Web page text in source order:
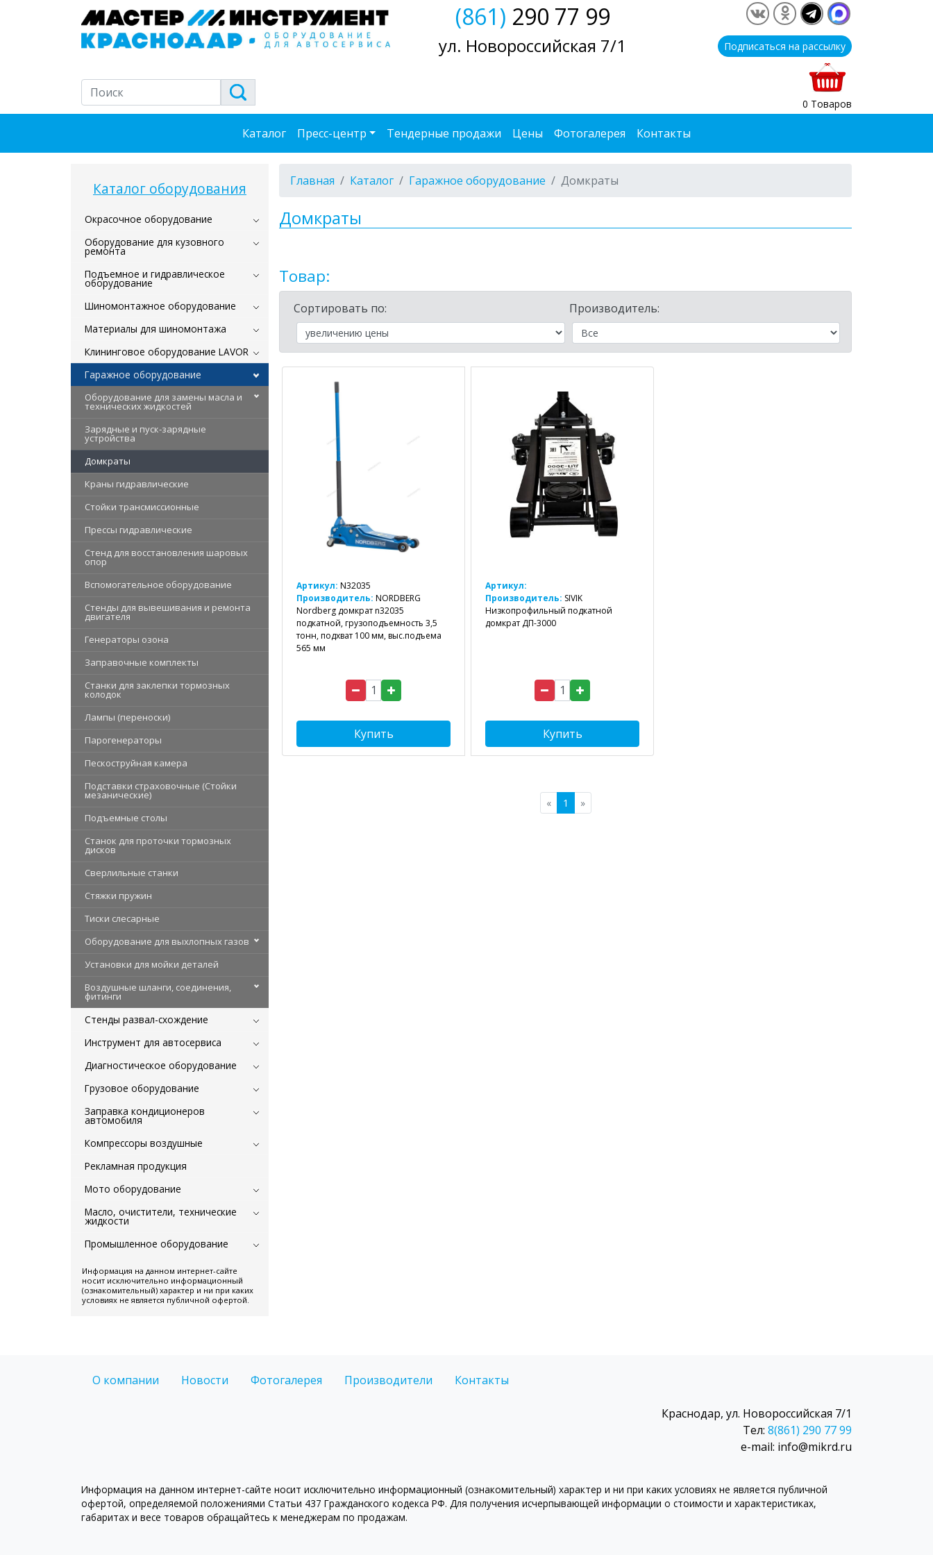
(861) 290 77 99
ул. Новороссийская 7/1 Подписаться на рассылку
0 Товаров
Каталог Пресс-центр Тендерные продажи Цены Фотогалерея Контакты
Каталог оборудования
Окрасочное оборудование
Оборудование для кузовного
ремонта
Подъемное и гидравлическое
оборудование
Шиномонтажное оборудование
Материалы для шиномонтажа
Клининговое оборудование LAVOR
Гаражное оборудование
Оборудование для замены масла и
технических жидкостей
Зарядные и пуск-зарядные
устройства
Домкраты
Краны гидравлические
Стойки трансмиссионные
Прессы гидравлические
Стенд для восстановления шаровых
опор
Вспомогательное оборудование
Стенды для вывешивания и ремонта
двигателя
Генераторы озона
Заправочные комплекты
Станки для заклепки тормозных
колодок
Лампы (переноски)
Парогенераторы
Пескоструйная камера
Подставки страховочные (Стойки
мезанические)
Подъемные столы
Станок для проточки тормозных
дисков
Сверлильные станки
Стяжки пружин
Тиски слесарные
Оборудование для выхлопных газов
Установки для мойки деталей
Воздушные шланги, соединения,
фитинги
Стенды развал-схождение
Инструмент для автосервиса
Диагностическое оборудование
Грузовое оборудование
Заправка кондиционеров
автомобиля
Компрессоры воздушные
Рекламная продукция
Мото оборудование
Масло, очистители, технические
жидкости
Промышленное оборудование
Информация на данном интернет-сайте
носит исключительно информационный
(ознакомительный) характер и ни при каких
условиях не является публичной офертой.
Главная Каталог Гаражное оборудование Домкраты
Домкраты
Товар:
Сортировать по: Производитель:
Артикул: N32035
Производитель: NORDBERG
Nordberg домкрат n32035
подкатной, грузоподъемность 3,5
тонн, подхват 100 мм, выс.подъема
565 мм
Купить
Артикул:
Производитель: SIVIK
Низкопрофильный подкатной
домкрат ДП-3000
Купить
« 1 »
О компании Новости Фотогалерея Производители Контакты
Краснодар, ул. Новороссийская 7/1
Тел: 8(861) 290 77 99
e-mail: info@mikrd.ru
Информация на данном интернет-сайте носит исключительно информационный (ознакомительный) характер и ни при каких условиях не является публичной
офертой, определяемой положениями Статьи 437 Гражданского кодекса РФ. Для получения исчерпывающей информации о стоимости и характеристиках,
габаритах и весе товаров обращайтесь к менеджерам по продажам.